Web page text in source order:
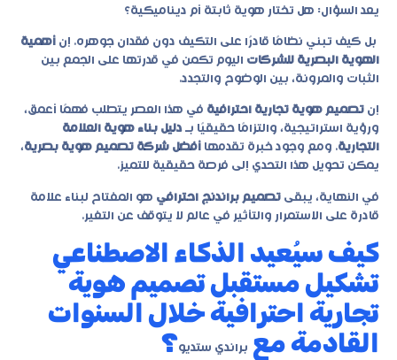
يعد السؤال: هل تختار هوية ثابتة أم ديناميكية؟
بل كيف تبني نظامًا قادرًا على التكيف دون فقدان جوهره. إن أهمية
الهوية البصرية للشركات اليوم تكمن في قدرتها على الجمع بين
الثبات والمرونة، بين الوضوح والتجدد.
إن تصميم هوية تجارية احترافية في هذا العصر يتطلب فهمًا أعمق،
ورؤية استراتيجية، والتزامًا حقيقيًا بـ دليل بناء هوية العلامة
التجارية. ومع وجود خبرة تقدمها أفضل شركة تصميم هوية بصرية،
يمكن تحويل هذا التحدي إلى فرصة حقيقية للتميز.
في النهاية، يبقى تصميم براندنج احترافي هو المفتاح لبناء علامة
قادرة على الاستمرار والتأثير في عالم لا يتوقف عن التغير.
كيف سيُعيد الذكاء الاصطناعي
تشكيل مستقبل تصميم هوية
تجارية احترافية خلال السنوات
القادمة مع براندي ستديو؟